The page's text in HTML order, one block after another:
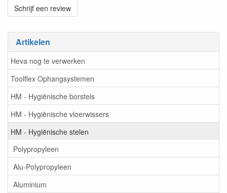
Artikelen
Heva nog te verwerken
Toolflex Ophangsystemen
HM - Hygiënische borstels
HM - Hygiënische vloerwissers
HM - Hygiënische stelen
Polypropyleen
Alu-Polypropyleen
Aluminium
Schrijf een review